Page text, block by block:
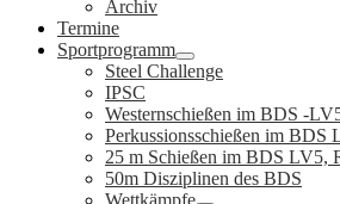
Archiv
Termine
Sportprogramm
Steel Challenge
IPSC
Westernschießen im BDS -
Perkussionsschießen im BDS
25 m Schießen im BDS LV5,
50m Disziplinen des BDS
Wettkämpfe